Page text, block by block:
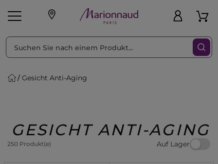
Geschenke
Gesicht Anti-Aging
GESICHT ANTI-AGING
250 Produkt(e) Auf Lager
sortieren nach Filter